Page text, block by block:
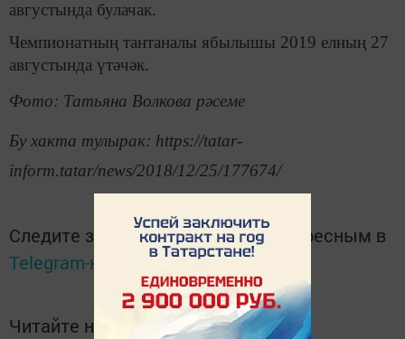
августында булачак.
Чемпионатның тантаналы ябылышы 2019 елның 27
августында үтәчәк.
Фото: Татьяна Волкова рәсеме
Бу хакта тулырак: https://tatar-
inform.tatar/news/2018/12/25/177674/
Следите за самым важным и интересным в
Telegram-канале
Татмедиа
Читайте новости Татарстана в